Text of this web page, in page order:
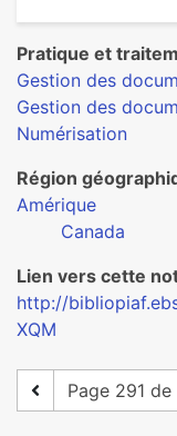
Pratique et
Gestion des
Gestion des
Numérisation
Région
Amérique
Canada
Lien vers cette
http://
XQM
Page 291